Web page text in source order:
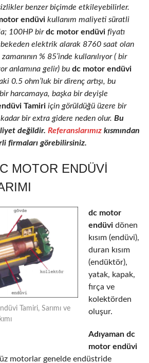
benzer biçimde etkileyebilirler.
endüvi kullanım maliyeti süratli
100HP birdc motor endüvi fiyatı
elektrik alarak 8760 saat olan
% 85’inde kullanılıyor ( bir
anlamına gelir) bu dc motor endüvi
0.5 ohm’luk bir direnç artışı, bu
harcamaya, başka bir deyişle
Tamiri için görüldüğü üzere bir
bir extra gidere neden olur. Bu
değildir. Referanslarımız kısmından
firmaları görebilirsiniz.
MOTOR ENDÜVI
Tamiri, Sarımı ve
dc motor
endüvi dönen
kısım (endüvi),
duran kısım
(endüktör),
yatak, kapak,
fırça ve
kolektörden
oluşur.
Adıyaman dc
motor endüvi
motorlar genelde endüstride